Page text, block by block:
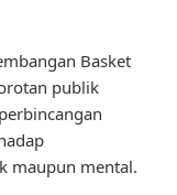
Basket
publik
maupun mental.